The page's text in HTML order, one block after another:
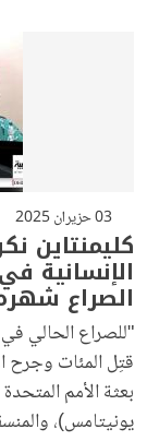
03 حزيران 2025
كليمنتاين
الإنسانية
الصراع
"للصراع الحالي
قتِل المئات وجرح
بعثة الأمم
يونيتامس)،